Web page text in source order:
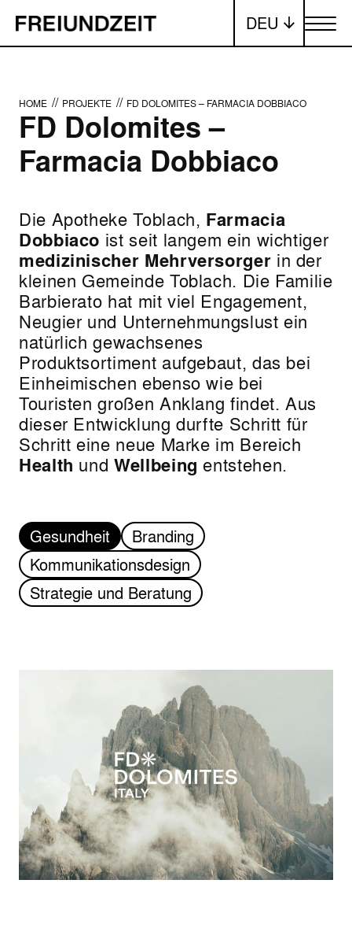
DEU Menü
HOME // PROJEKTE // FD DOLOMITES – FARMACIA DOBBIACO
FD Dolomites –
Farmacia Dobbiaco
Die Apotheke Toblach, Farmacia
Dobbiaco ist seit langem ein wichtiger
medizinischer Mehrversorger in der
kleinen Gemeinde Toblach. Die Familie
Barbierato hat mit viel Engagement,
Neugier und Unternehmungslust ein
natürlich gewachsenes
Produktsortiment aufgebaut, das bei
Einheimischen ebenso wie bei
Touristen großen Anklang findet. Aus
dieser Entwicklung durfte Schritt für
Schritt eine neue Marke im Bereich
Health undWellbeing entstehen.
Gesundheit
Branding
Kommunikationsdesign
Strategie und Beratung